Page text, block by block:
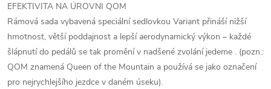
EFEKTIVITA NA ÚROVNI QOM
Rámová sada vybavená speciální sedlovkou Variant přináší nižší
hmotnost, větší poddajnost a lepší aerodynamický výkon – každé
šlápnutí do pedálů se tak promění v nadšené zvolání jedeme . (pozn.:
QOM znamená Queen of the Mountain a používá se jako označení
pro nejrychlejšího jezdce v daném úseku).